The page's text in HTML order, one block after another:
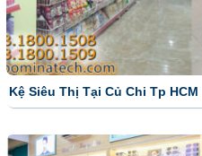
Kệ Siêu Thị Tại Củ Chi Tp HCM